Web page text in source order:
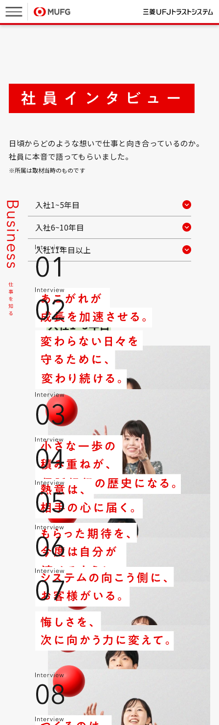
日頃からどのような想いで仕事と向き合っているのか。
社員に本音で語ってもらいました。
※所属は取材当時のものです
入社1~5年目
入社6~10年目
入社11年目以上
入社1~5年目
アプリケーションの要件定義・設計・製造・テスト・移行
入社1~5年目
理系
インベスターサービス部 決済系Ｇ
R.I.
基盤システムの要件定義・設計・製造・テスト・移行
入社1~5年目
リテールソリューション部 バンキングホストＧ
A.I.
入社6~10年目
アプリケーションの要件定義・設計・製造・テスト・移行
入社6~10年目
文系
インベスターサービス部 情報系Ｇ
K.T.
アプリケーションの要件定義・設計・製造・テスト・移行
入社6~10年目
文系
T.K.
アプリケーションの要件定義・設計・製造・テスト・移行
入社6~10年目
文系
市場ソリューション部 経営支援Ｇ
Y.S.
アプリケーションの要件定義・設計・製造・テスト・移行
入社6~10年目
理系
年金･アセットマネジメント部 受託運用Ｇ
基盤システムの要件定義・設計・製造・テスト・移行
入社6~10年目
デジタル推進部 デジタルビジネスＧ
M.T.